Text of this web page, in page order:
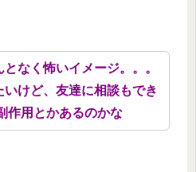
となく怖いイメージ。。。
いけど、友達に相談もでき
作用とかあるのかな